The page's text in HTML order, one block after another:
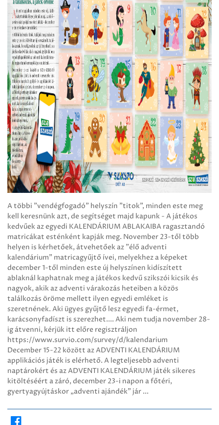
A többi "vendégfogadó" helyszín "titok", minden este meg
kell keresnünk azt, de segítséget majd kapunk - A játékos
kedvűek az egyedi KALENDÁRIUM ABLAKAIBA ragasztandó
matricákat esténként kapják meg. November 23-től több
helyen is kérhetőek, átvehetőek az "élő adventi
kalendárium" matricagyűjtő ívei, melyekhez a képeket
december 1-től minden este új helyszínen kidíszített
ablaknál kaphatnak meg a játékos kedvű szikszói kicsik és
nagyok, akik az adventi várakozás heteiben a közös
találkozás öröme mellett ilyen egyedi emléket is
szeretnének. Aki ügyes gyűjtő lesz egyedi fa-érmet,
karácsonyfadíszt is szerezhet.... Aki nem tudja november 28-
ig átvenni, kérjük itt előre regisztráljon
https://www.survio.com/survey/d/kalendarium
December 15-22 között az ADVENTI KALENDÁRIUM
applikációs játék is elérhető. A legteljesebb adventi
naptárokért és az ADVENTI KALENDÁRIUM játék sikeres
kitöltéséért a záró, december 23-i napon a főtéri,
gyertyagyújtáskor „adventi ajándék” jár ...